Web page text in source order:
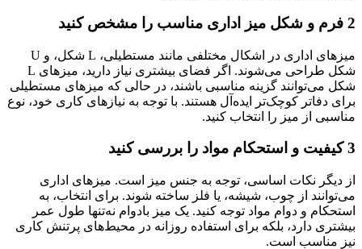
2 فرم و شکل میز اداری مناسب را مشخص کنید
میزهای اداری در اشکال مختلفی مانند مستطیلی، L شکل، و U
شکل طراحی می‌شوند. اگر فضای بیشتری نیاز دارید، میزهای L
شکل می‌توانند گزینه مناسبی باشند، در حالی که میزهای مستطیلی
برای دفاتر کوچک‌تر ایده‌آل هستند. با توجه به نیازهای کاری خود، نوع
مناسبی از میز را انتخاب کنید.
3 کیفیت و استحکام مواد را بررسی کنید
از دیگر نکات اساسی، توجه به جنس میز است. میزهای اداری
می‌توانند از چوب، شیشه، یا فلز ساخته شوند. برای انتخاب، به
استحکام و دوام مواد توجه کنید. یک میز بادوام نه‌تنها طول عمر
بیشتری دارد، بلکه برای استفاده روزانه در محیط‌های پرتنش کاری
نیز مناسب است.